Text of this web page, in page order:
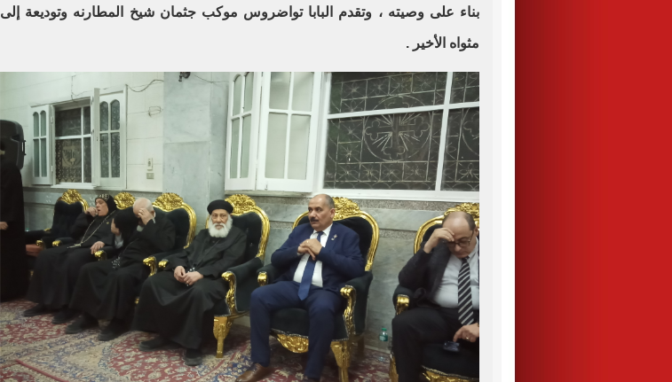
بناء على وصيته ، وتقدم البابا تواضروس موكب جثمان شيخ المطارنه وتوديعة إلى
مثواه الأخير .